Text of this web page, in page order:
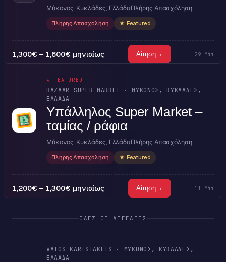
Μύκονος, Κυκλάδες, ΕλλάδαΠλήρης Απασχόληση
Πλήρης Απασχόληση ★ Featured
1,300€ – 1,600€ μηνιαίως Αίτηση→ 29 Μάι
★ FEATURED
BAZAAR SUPER MARKET · ΜΎΚΟΝΟΣ, ΚΥΚΛΆΔΕΣ,
ΕΛΛΆΔΑ
Υπάλληλος Super Market –
ταμίας / ράφια
Μύκονος, Κυκλάδες, ΕλλάδαΠλήρης Απασχόληση
Πλήρης Απασχόληση ★ Featured
1,200€ – 1,300€ μηνιαίως Αίτηση→ 11 Μάι
ΌΛΕΣ ΟΙ ΑΓΓΕΛΊΕΣ
VAIOS KARTSIAKLIS · ΜΎΚΟΝΟΣ, ΚΥΚΛΆΔΕΣ,
ΕΛΛΆΔΑ